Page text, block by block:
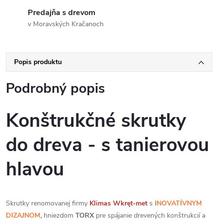
Predajňa s drevom
v Moravských Kračanoch
Popis produktu
Podrobný popis
Konštrukčné skrutky
do dreva - s tanierovou
hlavou
Skrutky renomovanej firmy Klimas Wkręt-met s INOVATÍVNYM
DIZAJNOM, hniezdom TORX pre spájanie drevených konštrukcií a